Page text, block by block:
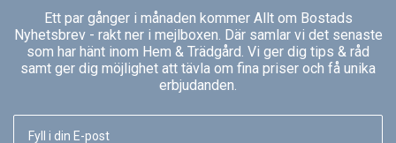
Ett par gånger i månaden kommer Allt om Bostads
Nyhetsbrev - rakt ner i mejlboxen. Där samlar vi det senaste
som har hänt inom Hem & Trädgård. Vi ger dig tips & råd
samt ger dig möjlighet att tävla om fina priser och få unika
erbjudanden.